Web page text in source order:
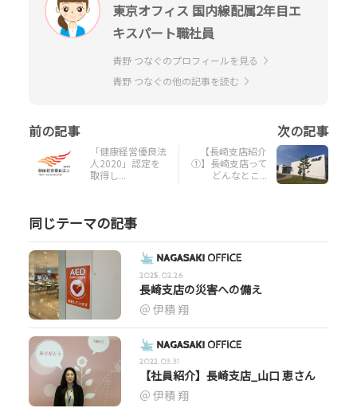
東京オフィス 国内線配属2年目エ
キスパート職社員
青野 つなぐのプロフィールを見る
青野 つなぐの他の記事を読む
「健康経営優良法
人2020」認定を
取得し...
【長崎支店紹介
①】長崎支店って
どんなとこ...
同じテーマの記事
2025.02.26
長崎支店の災害への備え
伊積 翔
2022.03.31
【社員紹介】長崎支店_山口 恵さん
伊積 翔